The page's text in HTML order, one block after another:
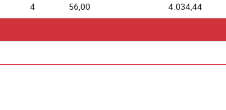
4 56,00 4.034,44